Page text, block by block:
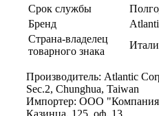
Срок службы
Бренд
Страна-владелец
товарного знака
Производитель: Atlantic
Sec.2, Chunghua, Taiwan
Импортер: ООО "Компания
Казинца, 125, оф. 13